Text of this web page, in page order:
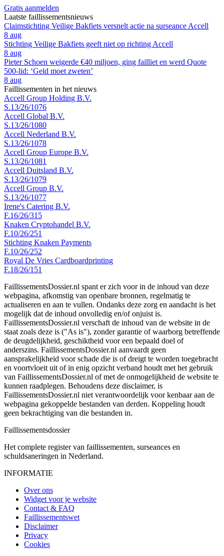
Gratis aanmelden
Laatste faillissementsnieuws
Claimstichting Veilige Bakfiets versnelt actie na surseance Accell
8 aug
Stichting Veilige Bakfiets geeft niet op richting Accell
8 aug
Pieter Schoen weigerde €40 miljoen, ging failliet en werd Quote
500-lid: ‘Geld moet zweten’
8 aug
Faillissementen in het nieuws
Accell Group Holding B.V.
S.13/26/1076
Accell Global B.V.
S.13/26/1080
Accell Nederland B.V.
S.13/26/1078
Accell Group Europe B.V.
S.13/26/1081
Accell Duitsland B.V.
S.13/26/1079
Accell Group B.V.
S.13/26/1077
Irene's Catering B.V.
F.16/26/315
Knaken Cryptohandel B.V.
F.10/26/251
Stichting Knaken Payments
F.10/26/252
Royal De Vries Cardboardprinting
F.18/26/151
FaillissementsDossier.nl spant er zich voor in de inhoud van deze
webpagina, afkomstig van openbare bronnen, regelmatig te
actualiseren en aan te vullen. Ondanks deze zorg en aandacht is het
mogelijk dat de inhoud onvolledig en/of onjuist is.
FaillissementsDossier.nl verschaft de inhoud van de website in de
staat zoals deze is ("As is"), zonder garantie of waarborg betreffende
de deugdelijkheid, geschiktheid voor een bepaald doel of
anderszins. FaillissementsDossier.nl aanvaardt geen
aansprakelijkheid voor schade die is of dreigt te worden toegebracht
en voortvloeit uit of in enig opzicht verband houdt met het gebruik
van FaillissementsDossier.nl of met de onmogelijkheid de website te
kunnen raadplegen. Behoudens deze disclaimer, is
FaillissementsDossier.nl niet verantwoordelijk voor kenbaar aan de
webpagina gekoppelde bestanden van derden. Koppeling houdt
geen bekrachtiging van die bestanden in.
Faillissementsdossier
Het complete register van faillissementen, surseances en
schuldsaneringen in Nederland.
INFORMATIE
Over ons
Widget voor je website
Contact & FAQ
Faillissementswet
Disclaimer
Privacy
Cookies